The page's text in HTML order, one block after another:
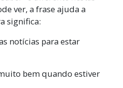
ver, a frase ajuda a
significa:
notícias para estar
bem quando estiver